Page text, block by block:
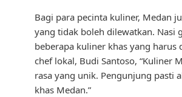
Bagi para pecinta kuliner, Medan
yang tidak boleh dilewatkan. Nasi
beberapa kuliner khas yang
chef lokal, Budi Santoso, “Kuliner
rasa yang unik. Pengunjung pasti
khas Medan.”